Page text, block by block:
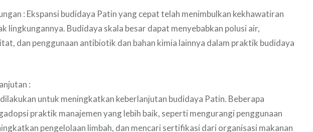
: Ekspansi budidaya Patin yang cepat telah menimbulkan kekhawatiran
lingkungannya. Budidaya skala besar dapat menyebabkan polusi air,
dan penggunaan antibiotik dan bahan kimia lainnya dalam praktik budidaya
:
untuk meningkatkan keberlanjutan budidaya Patin. Beberapa
praktik manajemen yang lebih baik, seperti mengurangi penggunaan
pengelolaan limbah, dan mencari sertifikasi dari organisasi makanan